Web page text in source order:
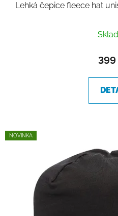
Lehká čepice fleece hat
399
NOVINKA